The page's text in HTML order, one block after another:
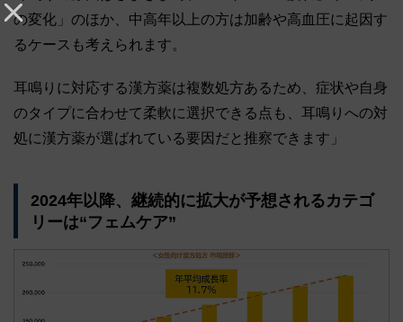
の変化」のほか、中高年以上の方は加齢や高血圧に起因す
るケースも考えられます。
耳鳴りに対応する漢方薬は複数処方あるため、症状や自身
のタイプに合わせて柔軟に選択できる点も、耳鳴りへの対
処に漢方薬が選ばれている要因だと推察できます」
2024年以降、継続的に拡大が予想されるカテゴ
リーは“フェムケア”